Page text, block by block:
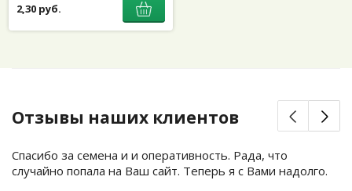
2,30 руб.
Отзывы наших клиентов
Спасибо за семена и и оперативность. Рада, что
случайно попала на Ваш сайт. Теперь я с Вами надолго.